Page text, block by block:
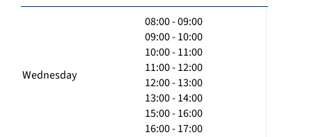
Wednesday
08:00 - 09:00
09:00 - 10:00
10:00 - 11:00
11:00 - 12:00
12:00 - 13:00
13:00 - 14:00
15:00 - 16:00
16:00 - 17:00